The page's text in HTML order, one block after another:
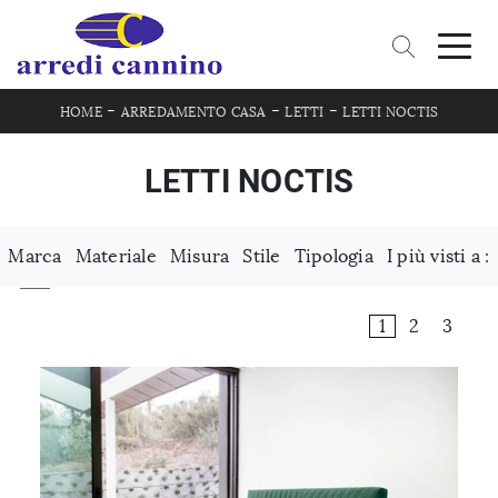
HOME- ARREDAMENTO CASA -LETTI -LETTI NOCTIS
LETTI NOCTIS
Marca Materiale Misura Stile Tipologia I più visti a :
1 2 3